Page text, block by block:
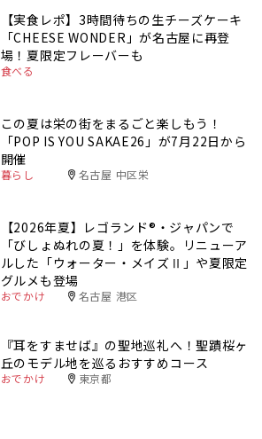
【実食レポ】3時間待ちの生チーズケーキ
「CHEESE WONDER」が名古屋に再登
場！夏限定フレーバーも
食べる
この夏は栄の街をまるごと楽しもう！
「POP IS YOU SAKAE26」が7月22日から
開催
暮らし 名古屋 中区栄
【2026年夏】レゴランド®・ジャパンで
「びしょぬれの夏！」を体験。リニューア
ルした「ウォーター・メイズⅡ」や夏限定
グルメも登場
おでかけ 名古屋 港区
『耳をすませば』の聖地巡礼へ！聖蹟桜ヶ
丘のモデル地を巡るおすすめコース
おでかけ 東京都